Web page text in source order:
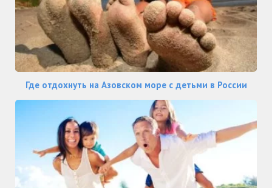
Где отдохнуть на Азовском море с детьми в России